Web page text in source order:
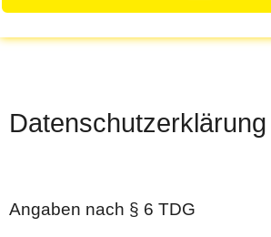
Datenschutzerklärung
Angaben nach § 6 TDG